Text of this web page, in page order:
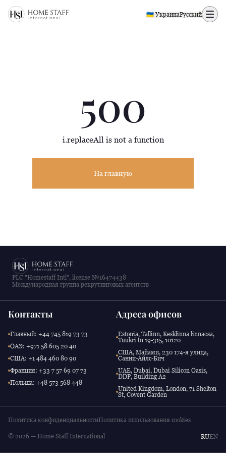
500 page
🇺🇦 УкраинаРусский
500
i.replaceAll is not a function
На главную
PLC "Homestaff Intl", license №16474438
Международная группа рекрутинговых агентств
Контакты
Главный: +44 745 819 73 73
ОАЭ: +971 58 605 20 40
США: +1 484 460 80 90
Франция: +33 7 57 69 07 73
Польша: +48 573 568 448
Адреса офисов
Estonia, Tallinn, Kesklinna linnaosa,
Tuukri tn 19-315, 10120
США, Майами, 230 174-я улица,
Санни-Айлс-Бич
UAE, Dubai, Dubai Silicon Oasis,
DDP, Building A2
United Kingdom, London, 71 Shelton
St, Covent Garden
Политика конфиденциальностиПолитика использования cookies
© 2026 — Home Staff International RUEN